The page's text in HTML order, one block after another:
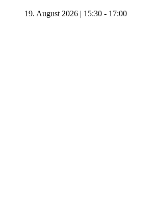
19. August 2026 | 15:30 - 17:00